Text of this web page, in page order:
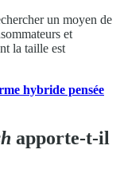
un moyen de
et
la taille est
hybride pensée
apporte-t-il